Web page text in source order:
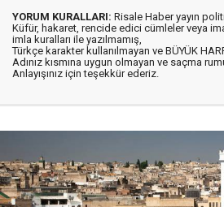
YORUM KURALLARI: Risale Haber yayın
Küfür, hakaret, rencide edici cümleler veya
imla kuralları ile yazılmamış,
Türkçe karakter kullanılmayan ve BÜYÜK
Adınız kısmına uygun olmayan ve saçma
Anlayışınız için teşekkür ederiz.